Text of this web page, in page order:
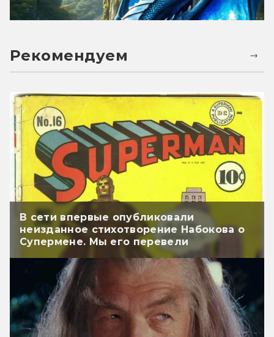
Рекомендуем
В сети впервые опубликовали
неизданное стихотворение Набокова о
Супермене. Мы его перевели